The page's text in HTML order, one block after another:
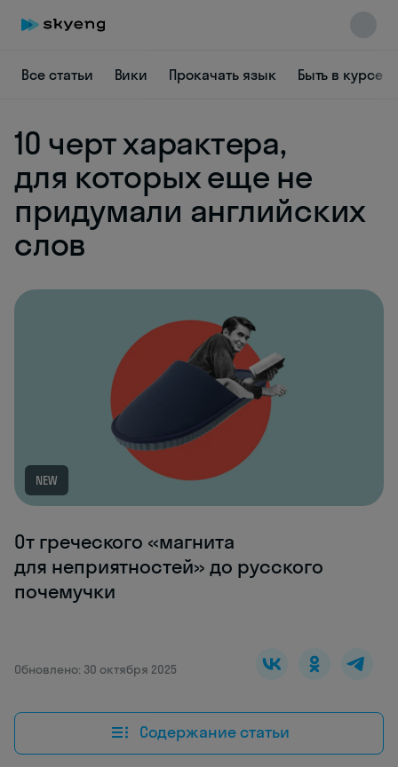
Все статьи Вики Прокачать язык Быть в курсе
10 черт характера,
для которых еще не
придумали английских
слов
NEW
От греческого «магнита
для неприятностей» до русского
почемучки
Обновлено: 30 октября 2025
Содержание статьи
Skyeng Chat